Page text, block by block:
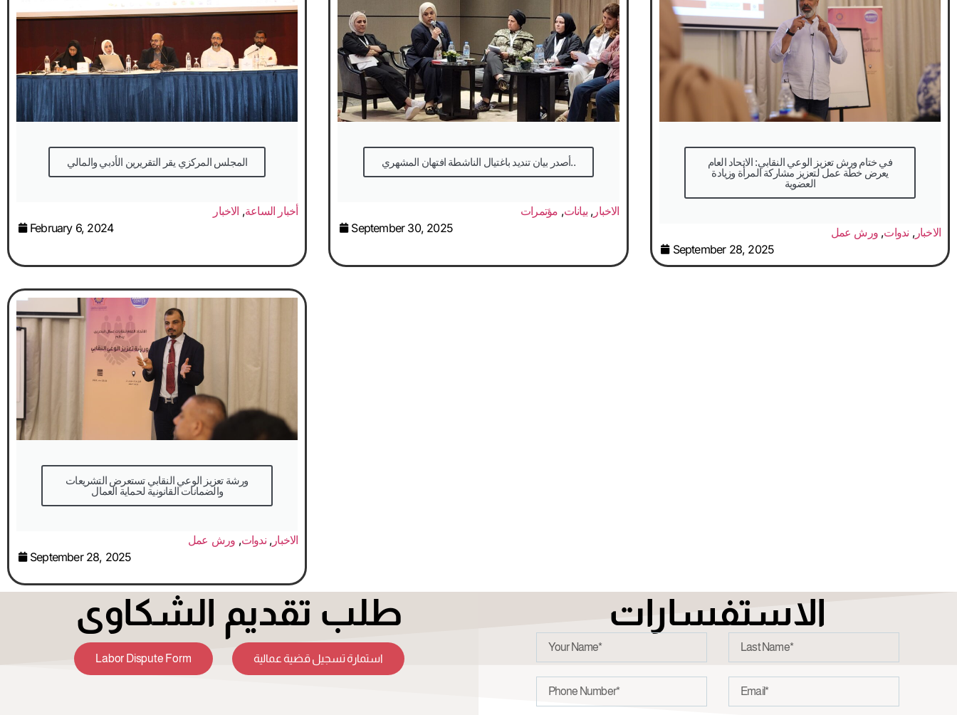
المجلس المركزي يقر التقريرين الأدبي والمالي
أخبار الساعة, الاخبار
February 6, 2024
أصدر بيان تنديد باغتيال الناشطة افتهان المشهري..
الاخبار , بيانات, مؤتمرات
September 30, 2025
في ختام ورش تعزيز الوعي النقابي: الاتحاد العام
يعرض خطة عمل لتعزيز مشاركة المرأة وزيادة
العضوية
الاخبار, ندوات,ورش عمل
September 28, 2025
والضمانات القانونية لحماية العمال
الاخبار ,ندوات, ورش عمل
September 28, 2025
طلب تقديم الشكاوى
Labor Dispute Form استمارة تسجيل قضية عمالية
الاستفسارات